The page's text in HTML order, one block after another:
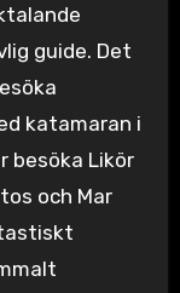
guide. Det
katamaran i
besöka Likör
och Mar